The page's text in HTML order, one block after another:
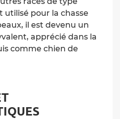
pour la chasse
il est devenu un
apprécié dans la
comme chien de